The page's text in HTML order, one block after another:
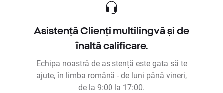
Asistență Clienți multilingvă și de
înaltă calificare.
Echipa noastră de asistență este gata să te
ajute, în limba română - de luni până vineri,
de la 9:00 la 17:00.